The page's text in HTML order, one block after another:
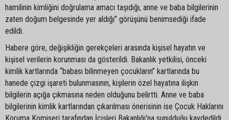
hamilinin kimliğini doğrulama amacı taşıdığı, anne ve baba bilgilerinin
zaten doğum belgesinde yer aldığı” görüşünü benimsediği ifade
edildi.
Habere göre, değişikliğin gerekçeleri arasında kişisel hayatın ve
kişisel verilerin korunması da gösterildi. Bakanlık yetkilisi, önceki
kimlik kartlarında “babası bilinmeyen çocukların” kartlarında bu
hanede çizgi işareti bulunmasının, kişilerin özel hayatına ilişkin
bilgilerin açığa çıkmasına neden olduğunu belirtti. Anne ve baba
bilgilerinin kimlik kartlarından çıkarılması önerisinin ise Çocuk Haklarını